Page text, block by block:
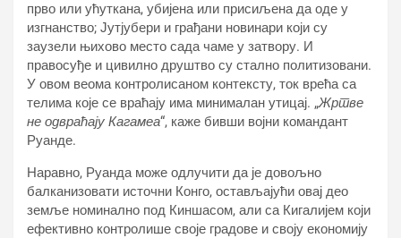
прво или ућуткана, убијена или присиљена да оде у
изгнанство; Јутјубери и грађани новинари који су
заузели њихово место сада чаме у затвору. И
правосуђе и цивилно друштво су стално политизовани.
У овом веома контролисаном контексту, ток врећа са
телима које се враћају има минималан утицај. „Жртве
не одвраћају Кагамеа“, каже бивши војни командант
Руанде.
Наравно, Руанда може одлучити да је довољно
балканизовати источни Конго, остављајући овај део
земље номинално под Киншасом, али са Кигалијем који
ефективно контролише своје градове и своју економију